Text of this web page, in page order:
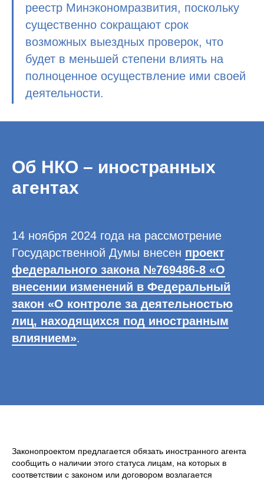
реестр Минэкономразвития, поскольку
существенно сокращают срок
возможных выездных проверок, что
будет в меньшей степени влиять на
полноценное осуществление ими своей
деятельности.
Об НКО – иностранных
агентах
14 ноября 2024 года на рассмотрение
Государственной Думы внесен проект
федерального закона №769486-8 «О
внесении изменений в Федеральный
закон «О контроле за деятельностью
лиц, находящихся под иностранным
влиянием».
Законопроектом предлагается обязать иностранного агента
сообщить о наличии этого статуса лицам, на которых в
соответствии с законом или договором возлагается